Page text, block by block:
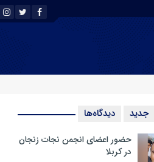
جدید دیدگاه‌ها
حضور اعضای انجمن نجات زنجان
در کربلا